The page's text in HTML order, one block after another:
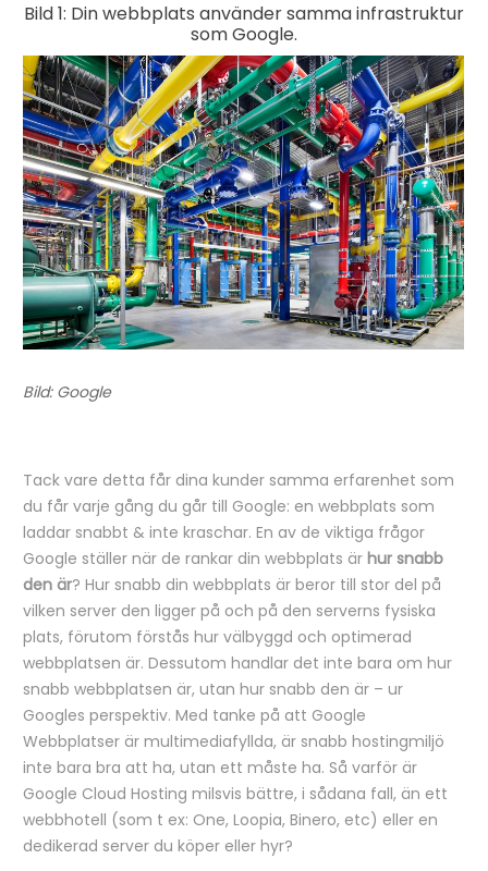
Bild 1: Din webbplats använder samma infrastruktur
som Google.
Bild: Google
Tack vare detta får dina kunder samma erfarenhet som
du får varje gång du går till Google: en webbplats som
laddar snabbt & inte kraschar. En av de viktiga frågor
Google ställer när de rankar din webbplats är hur snabb
den är? Hur snabb din webbplats är beror till stor del på
vilken server den ligger på och på den serverns fysiska
plats, förutom förstås hur välbyggd och optimerad
webbplatsen är. Dessutom handlar det inte bara om hur
snabb webbplatsen är, utan hur snabb den är – ur
Googles perspektiv. Med tanke på att Google
Webbplatser är multimediafyllda, är snabb hostingmiljö
inte bara bra att ha, utan ett måste ha. Så varför är
Google Cloud Hosting milsvis bättre, i sådana fall, än ett
webbhotell (som t ex: One, Loopia, Binero, etc) eller en
dedikerad server du köper eller hyr?